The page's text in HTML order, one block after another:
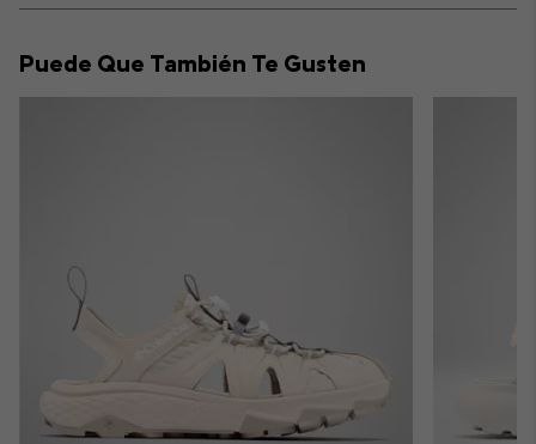
or
Puede Que También Te Gusten